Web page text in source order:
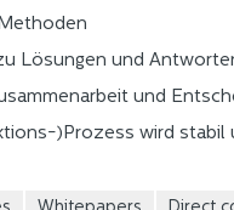
Lösungen und
und
)Prozess wird stabil